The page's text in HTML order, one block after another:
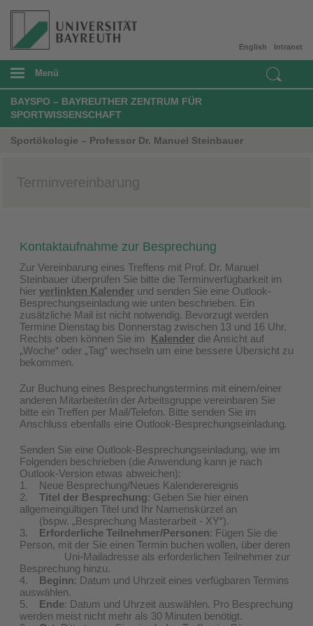
Intranet
English
Menü
BAYSPO – BAYREUTHER ZENTRUM FÜR
SPORTWISSENSCHAFT
Sportökologie – Professor Dr. Manuel Steinbauer
Terminvereinbarung
Kontaktaufnahme zur Besprechung
Zur Vereinbarung eines Treffens mit Prof. Dr. Manuel
Steinbauer überprüfen Sie bitte die Terminverfügbarkeit im
hier verlinkten Kalender und senden Sie eine Outlook-
Besprechungseinladung wie unten beschrieben. Ein
zusätzliche Mail ist nicht notwendig. Bevorzugt werden
Termine Dienstag bis Donnerstag zwischen 13 und 16 Uhr.
Rechts oben können Sie im Kalender die Ansicht auf
„Woche“ oder „Tag“ wechseln um eine bessere Übersicht zu
bekommen.
Zur Buchung eines Besprechungstermins mit einem/einer
anderen Mitarbeiter/in der Arbeitsgruppe vereinbaren Sie
bitte ein Treffen per Mail/Telefon. Bitte senden Sie im
Anschluss ebenfalls eine Outlook-Besprechungseinladung.
Senden Sie eine Outlook-Besprechungseinladung, wie im
Folgenden beschrieben (die Anwendung kann je nach
Outlook-Version etwas abweichen):
1. Neue Besprechung/Neues Kalenderereignis
2. Titel der Besprechung: Geben Sie hier einen
allgemeingültigen Titel und Ihr Namenskürzel an
(bspw. „Besprechung Masterarbeit - XY“).
3. Erforderliche Teilnehmer/Personen: Fügen Sie die
Person, mit der Sie einen Termin buchen wollen, über deren
Uni-Mailadresse als erforderlichen Teilnehmer zur
Besprechung hinzu.
4. Beginn: Datum und Uhrzeit eines verfügbaren Termins
auswählen.
5.
Ende: Datum und Uhrzeit auswählen. Pro Besprechung
werden meist nicht mehr als 30 Minuten benötigt.